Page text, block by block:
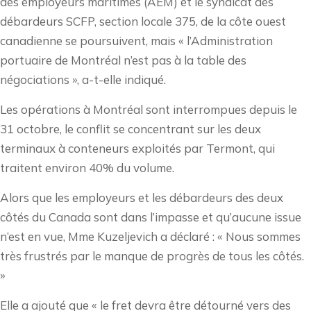
débardeurs SCFP, section locale 375, de la côte ouest
canadienne se poursuivent, mais « l’Administration
portuaire de Montréal n’est pas à la table des
négociations », a-t-elle indiqué.
Les opérations à Montréal sont interrompues depuis le
31 octobre, le conflit se concentrant sur les deux
terminaux à conteneurs exploités par Termont, qui
traitent environ 40% du volume.
Alors que les employeurs et les débardeurs des deux
côtés du Canada sont dans l’impasse et qu’aucune issue
n’est en vue, Mme Kuzeljevich a déclaré : « Nous sommes
très frustrés par le manque de progrès de tous les côtés.
»
Elle a ajouté que « le fret devra être détourné vers des